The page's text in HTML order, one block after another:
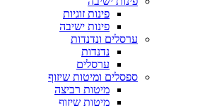
פינות זוגיות
פינות ישיבה
ערסלים ונדנדות
נדנדות
ערסלים
ספסלים ומיטות שיזוף
מיטות רביצה
מיטות שיזוף